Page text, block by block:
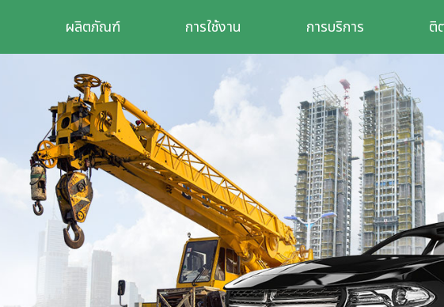
ผลิตภัณฑ์ การใช้งาน การบริการ ติ